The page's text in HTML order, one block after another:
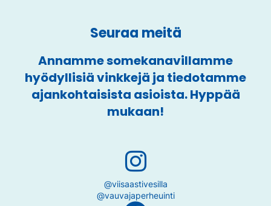
Seuraa meitä
Annamme somekanavillamme
hyödyllisiä vinkkejä ja tiedotamme
ajankohtaisista asioista. Hyppää
mukaan!
@viisaastivesilla
@vauvajaperheuinti